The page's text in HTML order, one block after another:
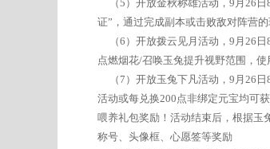
（5）开放金秋称雄活动，9月26日
证”，通过完成副本或击败敌对阵营
（6）开放拨云见月活动，9月26日
点燃烟花/召唤玉兔提升视野范围，
（7）开放玉兔下凡活动，9月26日
活动或每兑换200点非绑定元宝均可
喂养礼包奖励！活动结束后，根据玉
称号、头像框、心愿签等奖励